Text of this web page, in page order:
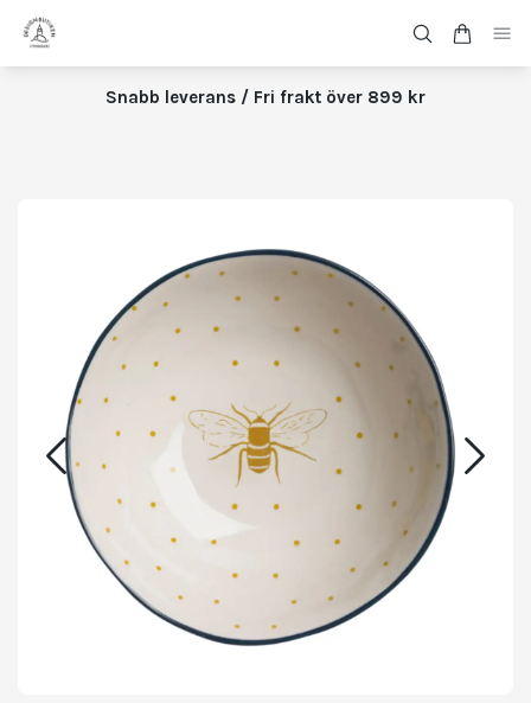
Snabb leverans / Fri frakt över 899 kr